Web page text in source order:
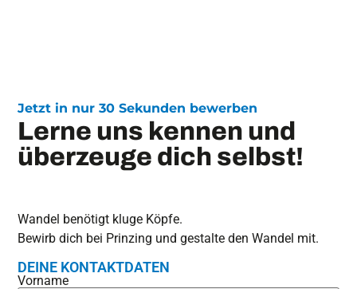
Jetzt in nur 30 Sekunden bewerben
Lerne uns kennen und
überzeuge dich selbst!
Wandel benötigt kluge Köpfe.
Bewirb dich bei Prinzing und gestalte den Wandel mit.
DEINE KONTAKTDATEN
Vorname